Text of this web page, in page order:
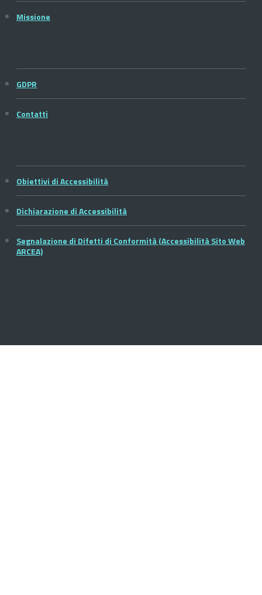
Missione
GDPR
Contatti
Obiettivi di Accessibilità
Dichiarazione di Accessibilità
Segnalazione di Difetti di Conformità (Accessibilità Sito Web
ARCEA)